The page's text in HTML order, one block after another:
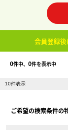
会員登録
0件中、 0件を表示中
ご希望の検索条件の